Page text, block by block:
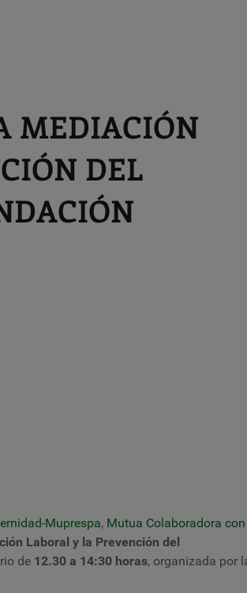
MEDIACIÓN
DEL
Muprespa, Mutua Colaboradora con
Laboral y la Prevención del
de 12.30 a 14:30 horas, organizada por